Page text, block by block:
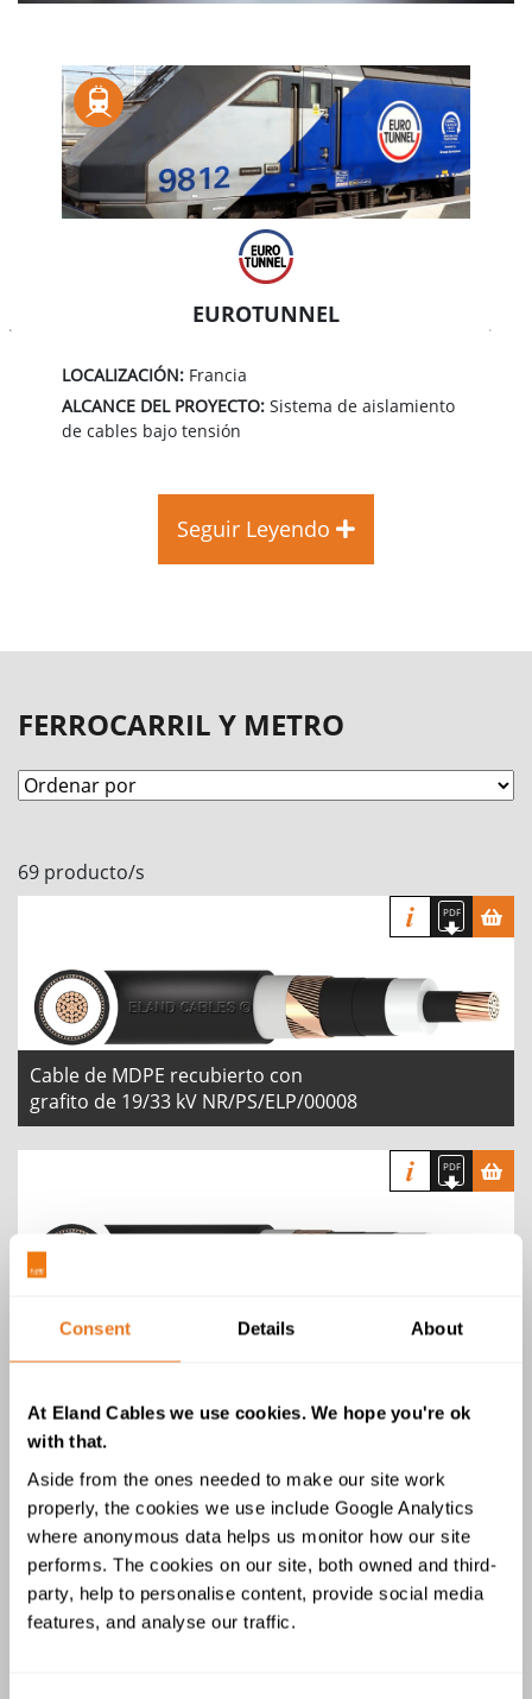
Consent Details About
At Eland Cables we use cookies. We hope you're ok
with that.
Aside from the ones needed to make our site work
properly, the cookies we use include Google Analytics
where anonymous data helps us monitor how our site
performs. The cookies on our site, both owned and third-
party, help to personalise content, provide social media
features, and analyse our traffic.
EUROTUNNEL
LOCALIZACIÓN: Francia
ALCANCE DEL PROYECTO: Sistema de aislamiento
de cables bajo tensión
Seguir Leyendo
FERROCARRIL Y METRO
69 producto/s
Cable de MDPE recubierto con
grafito de 19/33 kV NR/PS/ELP/00008
Cable LSZH de 25/44 kV
NR/PS/ELP/00008
Cable de MDPE de 25/44 kV
NR/PS/ELP/00008